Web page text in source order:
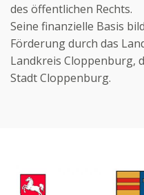
des öffentlichen Rechts.
Seine finanzielle Basis
Förderung durch das
Landkreis Cloppenburg,
Stadt Cloppenburg.